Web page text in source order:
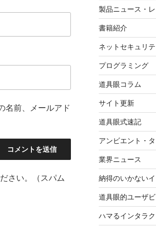
名前、メールアド
さい。（スパム
製品ニュース・
書籍紹介
ネットセキュリテ
プログラミング
道具眼コラム
サイト更新
道具眼式速記
アンビエント・
業界ニュース
納得のいかない
道具眼的ユーザ
ハマるインタラ